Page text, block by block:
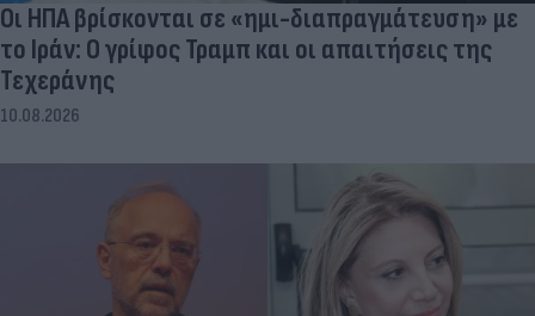
Οι ΗΠΑ βρίσκονται σε «ημι-διαπραγμάτευση» με
το Ιράν: Ο γρίφος Τραμπ και οι απαιτήσεις της
Τεχεράνης
10.08.2026